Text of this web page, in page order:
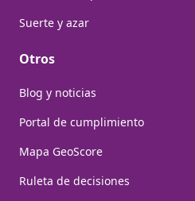
Suerte y azar
Otros
Blog y noticias
Portal de cumplimiento
Mapa GeoScore
Ruleta de decisiones